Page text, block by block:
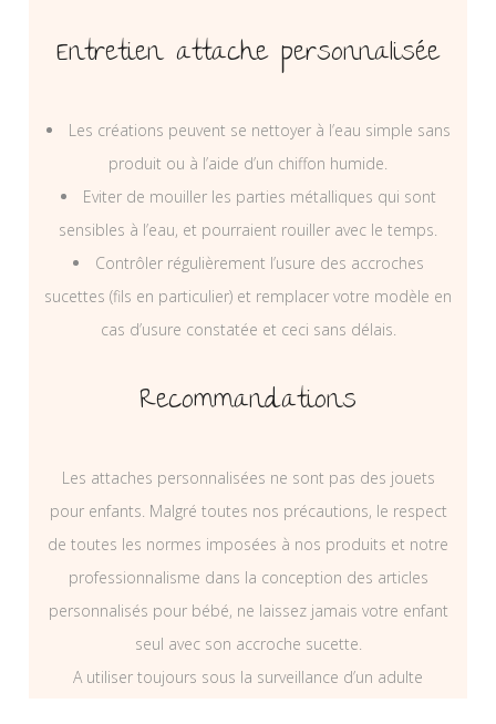
Entretien attache personnalisée
Les créations peuvent se nettoyer à l’eau simple sans
produit ou à l’aide d’un chiffon humide.
Eviter de mouiller les parties métalliques qui sont
sensibles à l’eau, et pourraient rouiller avec le temps.
Contrôler régulièrement l’usure des accroches
sucettes (fils en particulier) et remplacer votre modèle en
cas d’usure constatée et ceci sans délais.
Recommandations
Les attaches personnalisées ne sont pas des jouets
pour enfants. Malgré toutes nos précautions, le respect
de toutes les normes imposées à nos produits et notre
professionnalisme dans la conception des articles
personnalisés pour bébé, ne laissez jamais votre enfant
seul avec son accroche sucette.
A utiliser toujours sous la surveillance d’un adulte